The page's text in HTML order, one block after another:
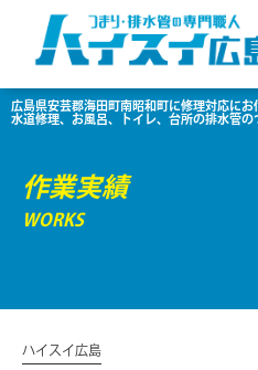
広島県安芸郡海田町南昭和町に修理対応に
水道修理、お風呂、トイレ、台所の排水管の
作業実績
WORKS
ハイスイ広島